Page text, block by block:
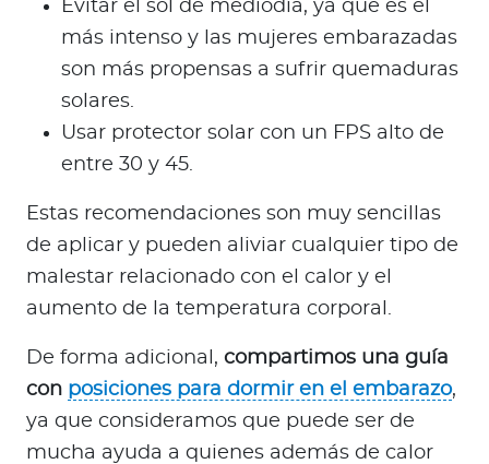
Evitar el sol de mediodía, ya que es el
más intenso y las mujeres embarazadas
son más propensas a sufrir quemaduras
solares.
Usar protector solar con un FPS alto de
entre 30 y 45.
Estas recomendaciones son muy sencillas
de aplicar y pueden aliviar cualquier tipo de
malestar relacionado con el calor y el
aumento de la temperatura corporal.
De forma adicional, compartimos una guía
con posiciones para dormir en el embarazo,
ya que consideramos que puede ser de
mucha ayuda a quienes además de calor